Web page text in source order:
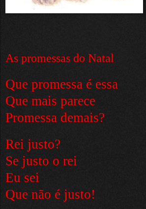
As promessas do Natal
Que promessa é essa
Que mais parece
Promessa demais?
Rei justo?
Se justo o rei
Eu sei
Que não é justo!